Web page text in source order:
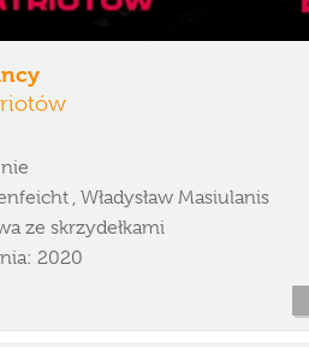
, Władysław Masiulanis
ze skrzydełkami
2020